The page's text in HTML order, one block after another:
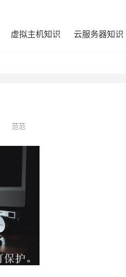
虚拟主机知识 云服务器知识
范范